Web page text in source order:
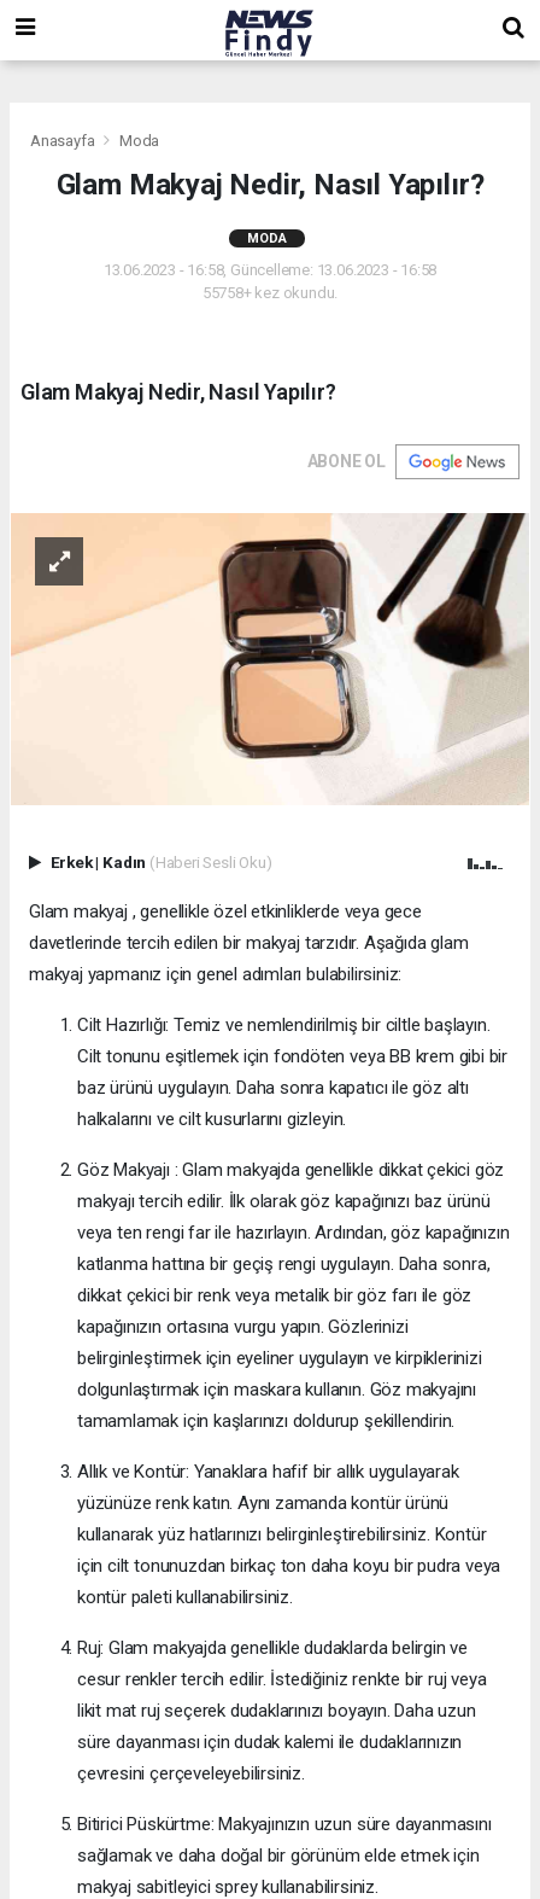
Anasayfa Moda
Glam Makyaj Nedir, Nasıl Yapılır?
MODA
13.06.2023 - 16:58, Güncelleme: 13.06.2023 - 16:58
55758+ kez okundu.
Glam Makyaj Nedir, Nasıl Yapılır?
ABONE OL
Erkek| Kadın (Haberi Sesli Oku)
Glam makyaj , genellikle özel etkinliklerde veya gece
davetlerinde tercih edilen bir makyaj tarzıdır. Aşağıda glam
makyaj yapmanız için genel adımları bulabilirsiniz:
Cilt Hazırlığı: Temiz ve nemlendirilmiş bir ciltle başlayın.
Cilt tonunu eşitlemek için fondöten veya BB krem gibi bir
baz ürünü uygulayın. Daha sonra kapatıcı ile göz altı
halkalarını ve cilt kusurlarını gizleyin.
Göz Makyajı : Glam makyajda genellikle dikkat çekici göz
makyajı tercih edilir. İlk olarak göz kapağınızı baz ürünü
veya ten rengi far ile hazırlayın. Ardından, göz kapağınızın
katlanma hattına bir geçiş rengi uygulayın. Daha sonra,
dikkat çekici bir renk veya metalik bir göz farı ile göz
kapağınızın ortasına vurgu yapın. Gözlerinizi
belirginleştirmek için eyeliner uygulayın ve kirpiklerinizi
dolgunlaştırmak için maskara kullanın. Göz makyajını
tamamlamak için kaşlarınızı doldurup şekillendirin.
Allık ve Kontür: Yanaklara hafif bir allık uygulayarak
yüzünüze renk katın. Aynı zamanda kontür ürünü
kullanarak yüz hatlarınızı belirginleştirebilirsiniz. Kontür
için cilt tonunuzdan birkaç ton daha koyu bir pudra veya
kontür paleti kullanabilirsiniz.
Ruj: Glam makyajda genellikle dudaklarda belirgin ve
cesur renkler tercih edilir. İstediğiniz renkte bir ruj veya
likit mat ruj seçerek dudaklarınızı boyayın. Daha uzun
süre dayanması için dudak kalemi ile dudaklarınızın
çevresini çerçeveleyebilirsiniz.
Bitirici Püskürtme: Makyajınızın uzun süre dayanmasını
sağlamak ve daha doğal bir görünüm elde etmek için
makyaj sabitleyici sprey kullanabilirsiniz.